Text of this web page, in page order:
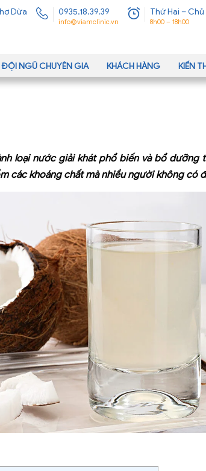
Dừa 0935.18.39.39
info@viamclinic.vn
Thứ Hai –
8h00 – 18h00
ĐỘI NGŨ CHUYÊN GIA KHÁCH HÀNG KIẾN
loại nước giải khát phổ biến và bổ
các khoáng chất mà nhiều người không có